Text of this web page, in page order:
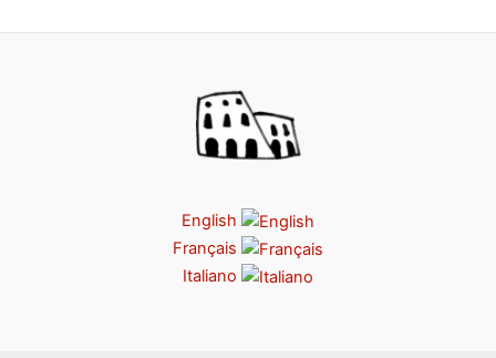
English
Français
Italiano